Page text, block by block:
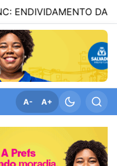
DAS FAMÍLIAS
A- A+